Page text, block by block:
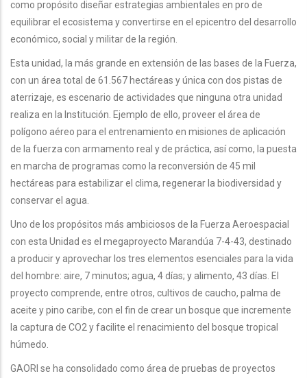
como propósito diseñar estrategias ambientales en pro de
equilibrar el ecosistema y convertirse en el epicentro del desarrollo
económico, social y militar de la región.
Esta unidad, la más grande en extensión de las bases de la Fuerza,
con un área total de 61.567 hectáreas y única con dos pistas de
aterrizaje, es escenario de actividades que ninguna otra unidad
realiza en la Institución. Ejemplo de ello, proveer el área de
polígono aéreo para el entrenamiento en misiones de aplicación
de la fuerza con armamento real y de práctica, así como, la puesta
en marcha de programas como la reconversión de 45 mil
hectáreas para estabilizar el clima, regenerar la biodiversidad y
conservar el agua.
Uno de los propósitos más ambiciosos de la Fuerza Aeroespacial
con esta Unidad es el megaproyecto Marandúa 7-4-43, destinado
a producir y aprovechar los tres elementos esenciales para la vida
del hombre: aire, 7 minutos; agua, 4 días; y alimento, 43 días. El
proyecto comprende, entre otros, cultivos de caucho, palma de
aceite y pino caribe, con el fin de crear un bosque que incremente
la captura de CO2 y facilite el renacimiento del bosque tropical
húmedo.
GAORI se ha consolidado como área de pruebas de proyectos